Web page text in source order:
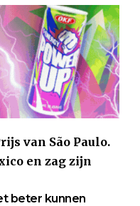
van São Paulo.
en zag zijn
beter kunnen